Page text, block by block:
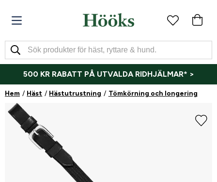
500 KR RABATT PÅ UTVALDA RIDHJÄLMAR* >
Hem Häst Hästutrustning Tömkörning och longering